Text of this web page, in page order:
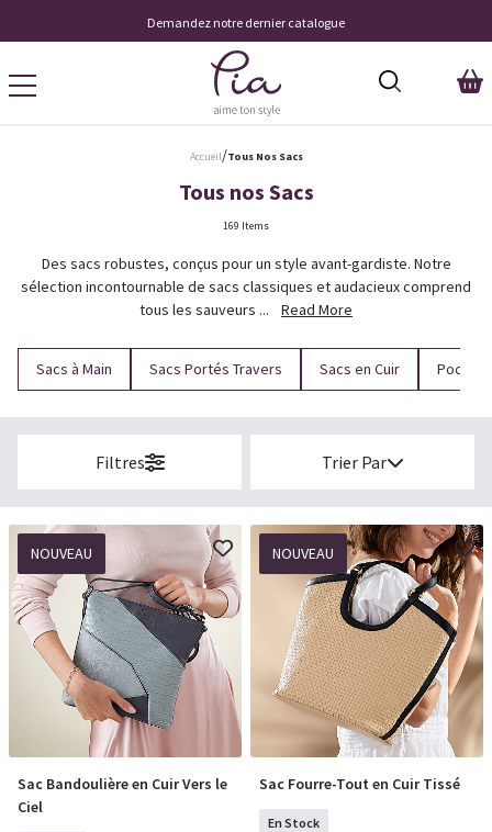
Livraison À Domicile 9,95 €
Accueil/Tous Nos Sacs
Tous nos Sacs
169 Items
Des sacs robustes, conçus pour un style avant-gardiste. Notre
sélection incontournable de sacs classiques et audacieux comprend
tous les sauveurs ...
Read More
Sacs à Main Sacs Portés Travers Sacs en Cuir
Filtres Trier Par
NOUVEAU
COMMANDER
Sac Bandoulière en Cuir Vers le
Ciel
NOUVEAU
COMMANDER
Sac Fourre-Tout en Cuir Tissé
En Stock